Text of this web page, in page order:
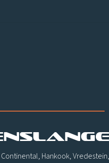
Hankook,